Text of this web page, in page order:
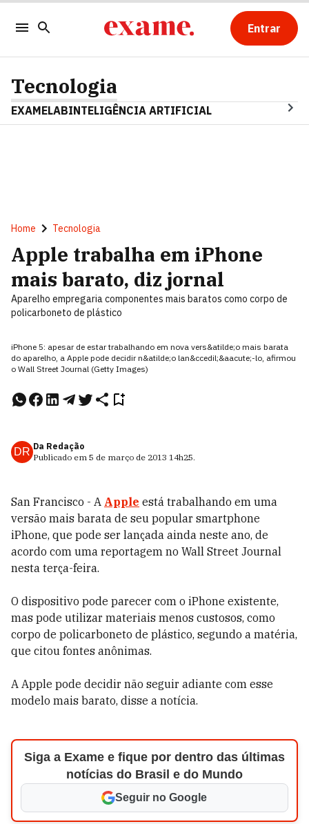
Entrar
Tecnologia
EXAMELABINTELIGÊNCIA ARTIFICIAL
Home Tecnologia
Apple trabalha em iPhone
mais barato, diz jornal
Aparelho empregaria componentes mais baratos como corpo de
policarboneto de plástico
iPhone 5: apesar de estar trabalhando em nova vers&atilde;o mais barata
do aparelho, a Apple pode decidir n&atilde;o lan&ccedil;&aacute;-lo, afirmou
o Wall Street Journal (Getty Images)
DR Da Redação
Publicado em 5 de março de 2013 14h25.
San Francisco - A Apple está trabalhando em uma
versão mais barata de seu popular smartphone
iPhone, que pode ser lançada ainda neste ano, de
acordo com uma reportagem no Wall Street Journal
nesta terça-feira.
O dispositivo pode parecer com o iPhone existente,
mas pode utilizar materiais menos custosos, como
corpo de policarboneto de plástico, segundo a matéria,
que citou fontes anônimas.
A Apple pode decidir não seguir adiante com esse
modelo mais barato, disse a notícia.
Siga a Exame e fique por dentro das últimas
notícias do Brasil e do Mundo
Seguir no Google